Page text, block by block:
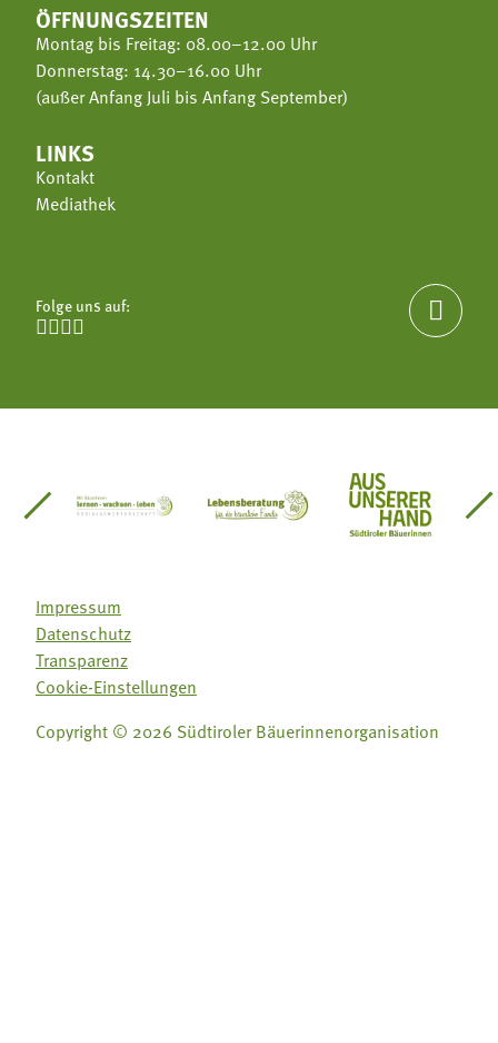
ÖFFNUNGSZEITEN
Montag bis Freitag: 08.00–12.00 Uhr
Donnerstag: 14.30–16.00 Uhr
(außer Anfang Juli bis Anfang September)
LINKS
Kontakt
Mediathek
Folge uns auf:


Südtirol
Gärtnervereinigung
Sozialgenossenschaft Mit Bäuerinnen lernen -
Lebensberatung für dieAus unserer
Impressum
Datenschutz
Transparenz
Cookie-Einstellungen
Copyright © 2026 Südtiroler Bäuerinnenorganisation